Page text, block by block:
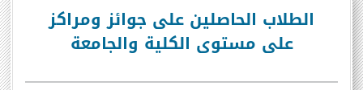
الطلاب الحاصلين على جوائز ومراكز
على مستوى الكلية والجامعة